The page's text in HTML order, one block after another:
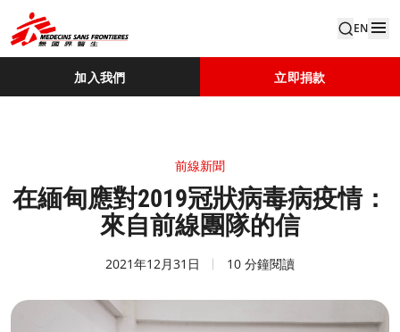
EN
加入我們 立即捐款
前線新聞
在緬甸應對2019冠狀病毒病疫情：
來自前線團隊的信
2021年12月31日 10 分鐘閱讀